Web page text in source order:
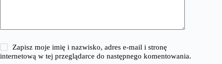
Zapisz moje imię i nazwisko, adres e-mail i stronę
internetową w tej przeglądarce do następnego komentowania.